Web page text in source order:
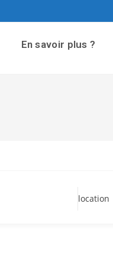
En savoir plus ?
location